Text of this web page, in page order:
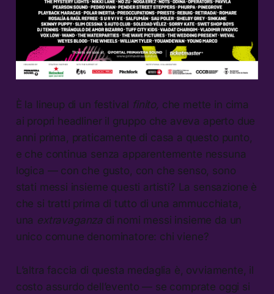
È la lineup di un festival finito, che mette in cima
ai propri headliner il gruppo che aveva aperto due
anni prima, praticamente di casa a questo punto,
e che continua senza apparentemente nessuna
logica — con che gusto, con che senso, sono
stati messi insieme questi artisti? La sensazione è
che si tratti prima di tutto di una ammucchiata,
una extravaganza di nomi messi insieme da un
unico comune denominatore: chi viene?
L’altra faccia di questa medaglia è, ovviamente, il
costo assurdo dell’evento — se comprate oggi si